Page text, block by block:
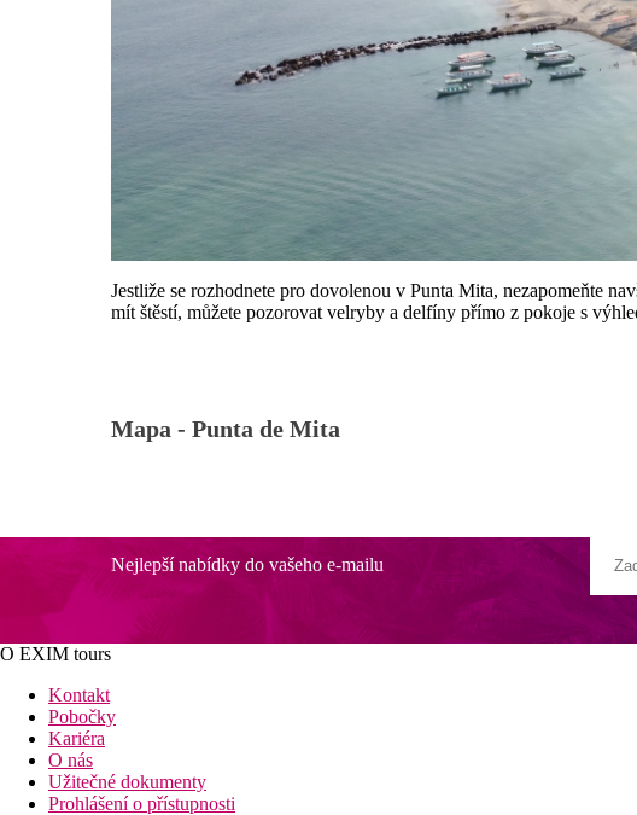
Jestliže se rozhodnete pro dovolenou v Punta Mita, nezapomeňte
mít štěstí, můžete pozorovat velryby a delfíny přímo z pokoje s
Mapa - Punta de Mita
Nejlepší nabídky do vašeho e-mailu
O EXIM tours
Kontakt
Pobočky
Kariéra
O nás
Užitečné dokumenty
Prohlášení o přístupnosti